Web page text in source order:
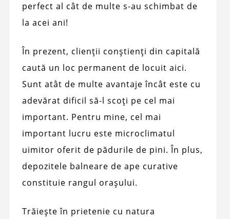
perfect al cât de multe s-au schimbat de
la acei ani!
În prezent, clienții conștienți din capitală
caută un loc permanent de locuit aici.
Sunt atât de multe avantaje încât este cu
adevărat dificil să-l scoți pe cel mai
important. Pentru mine, cel mai
important lucru este microclimatul
uimitor oferit de pădurile de pini. În plus,
depozitele balneare de ape curative
constituie rangul orașului.
Trăiește în prietenie cu natura